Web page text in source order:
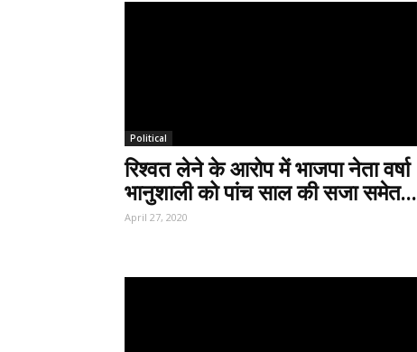
Political
रिश्वत लेने के आरोप में भाजपा नेता वर्षा
भानुशाली को पांच साल की सजा समेत...
April 27, 2020